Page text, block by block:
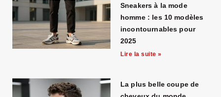
Sneakers à la mode
homme : les 10 modèles
incontournables pour
2025
Lire la suite »
La plus belle coupe de